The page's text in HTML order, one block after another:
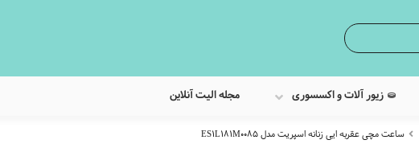
زیور آلات و اکسسوری مجله الیت آنلاین
ساعت مچی عقربه ایی زنانه اسپریت مدل ES1L181M0085